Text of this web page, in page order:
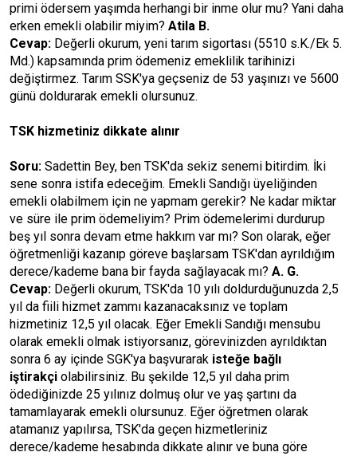
primi ödersem yaşımda herhangi bir inme olur mu? Yani daha
erken emekli olabilir miyim? Atila B.
Cevap: Değerli okurum, yeni tarım sigortası (5510 s.K./Ek 5.
Md.) kapsamında prim ödemeniz emeklilik tarihinizi
değiştirmez. Tarım SSK'ya geçseniz de 53 yaşınızı ve 5600
günü doldurarak emekli olursunuz.
TSK hizmetiniz dikkate alınır
Soru: Sadettin Bey, ben TSK'da sekiz senemi bitirdim. İki
sene sonra istifa edeceğim. Emekli Sandığı üyeliğinden
emekli olabilmem için ne yapmam gerekir? Ne kadar miktar
ve süre ile prim ödemeliyim? Prim ödemelerimi durdurup
beş yıl sonra devam etme hakkım var mı? Son olarak, eğer
öğretmenliği kazanıp göreve başlarsam TSK'dan ayrıldığım
derece/kademe bana bir fayda sağlayacak mı? A. G.
Cevap: Değerli okurum, TSK'da 10 yılı doldurduğunuzda 2,5
yıl da fiili hizmet zammı kazanacaksınız ve toplam
hizmetiniz 12,5 yıl olacak. Eğer Emekli Sandığı mensubu
olarak emekli olmak istiyorsanız, görevinizden ayrıldıktan
sonra 6 ay içinde SGK'ya başvurarak isteğe bağlı
iştirakçi olabilirsiniz. Bu şekilde 12,5 yıl daha prim
ödediğinizde 25 yılınız dolmuş olur ve yaş şartını da
tamamlayarak emekli olursunuz. Eğer öğretmen olarak
atamanız yapılırsa, TSK'da geçen hizmetleriniz
derece/kademe hesabında dikkate alınır ve buna göre